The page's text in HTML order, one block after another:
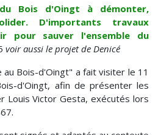
Bois d'Oingt à démonter,
D'importants travaux
pour sauver l'ensemble du
voir aussi le projet de Denicé
au Bois-d'Oingt" a fait visiter le 11
d'Oingt, afin de présenter les
Louis Victor Gesta, exécutés lors